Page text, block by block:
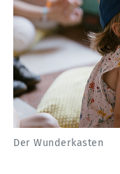
Der Wunderkasten